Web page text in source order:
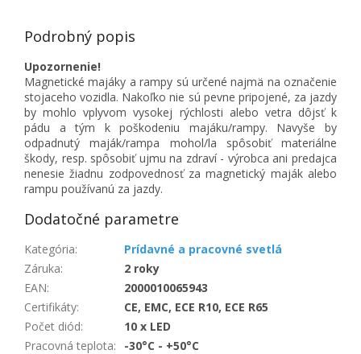
Podrobný popis
Upozornenie!
Magnetické majáky a rampy sú určené najmä na označenie
stojaceho vozidla. Nakoľko nie sú pevne pripojené, za jazdy
by mohlo vplyvom vysokej rýchlosti alebo vetra dôjsť k
pádu a tým k poškodeniu majáku/rampy. Navyše by
odpadnutý maják/rampa mohol/la spôsobiť materiálne
škody, resp. spôsobiť ujmu na zdraví - výrobca ani predajca
nenesie žiadnu zodpovednosť za magnetický maják alebo
rampu používanú za jazdy.
Dodatočné parametre
Kategória:
Prídavné a pracovné svetlá
Záruka:
2 roky
EAN:
2000010065943
Certifikáty:
CE, EMC, ECE R10, ECE R65
Počet diód:
10 x LED
Pracovná teplota: -30°C - +50°C